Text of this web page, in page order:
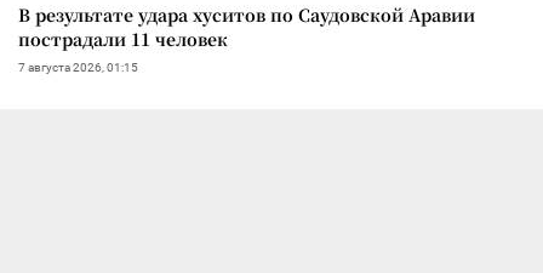
В результате удара хуситов по Саудовской Аравии
пострадали 11 человек
7 августа 2026, 01:15